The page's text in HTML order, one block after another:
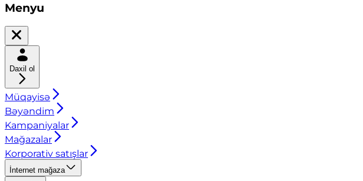
Menyu
Daxil ol
Müqayisə
Bəyəndim
Kampaniyalar
Mağazalar
Korporativ satışlar
İnternet mağaza